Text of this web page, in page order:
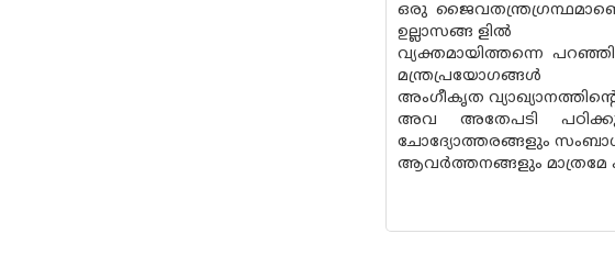
ഒരു
ഉല്ലാസങ്ങ ളിൽ
വ്യക്തമായിത്തന്നെ
മന്ത്രപ്രയോഗങ്ങൾ
അംഗീകൃത വ്യാഖ്യാനത്തിന്റെ
അവ അതേപടി
ചോദ്യോത്തരങ്ങളും
ആവർത്തനങ്ങളും മാത്രമേ